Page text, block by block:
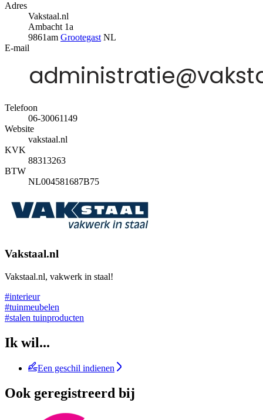
Adres
Vakstaal.nl
Ambacht 1a
9861am Grootegast NL
E-mail
Telefoon
06-30061149
Website
vakstaal.nl
KVK
88313263
BTW
NL004581687B75
Vakstaal.nl
Vakstaal.nl, vakwerk in staal!
#interieur
#tuinmeubelen
#stalen tuinproducten
Ik wil...
Een geschil indienen
Ook geregistreerd bij